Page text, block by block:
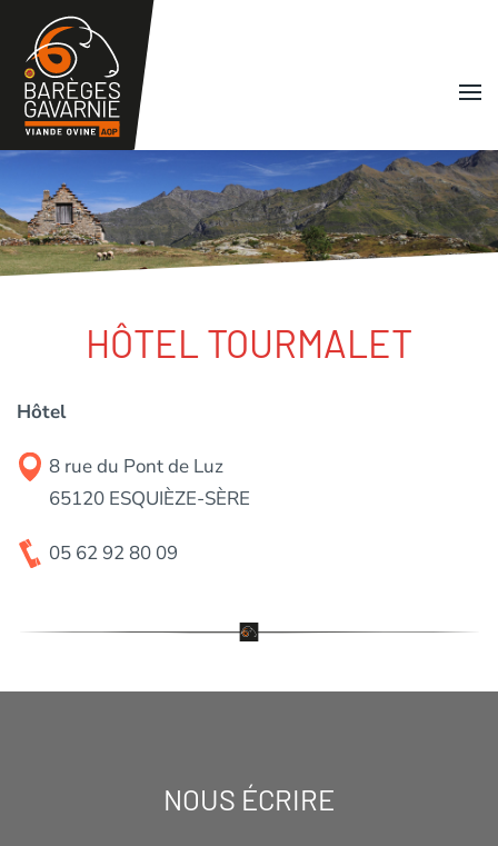
Skip to main content
HÔTEL TOURMALET
Hôtel
8 rue du Pont de Luz
65120 ESQUIÈZE-SÈRE
05 62 92 80 09
NOUS ÉCRIRE